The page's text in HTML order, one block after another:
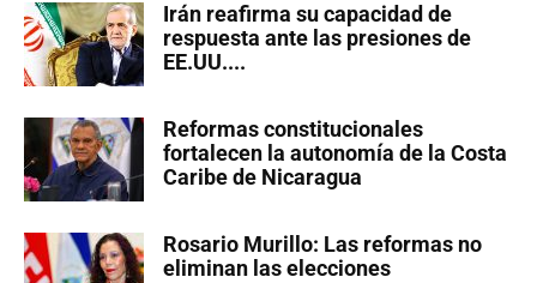
Irán reafirma su capacidad de
respuesta ante las presiones de
EE.UU....
Reformas constitucionales
fortalecen la autonomía de la Costa
Caribe de Nicaragua
Rosario Murillo: Las reformas no
eliminan las elecciones